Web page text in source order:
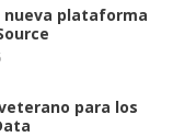
nueva plataforma
para los